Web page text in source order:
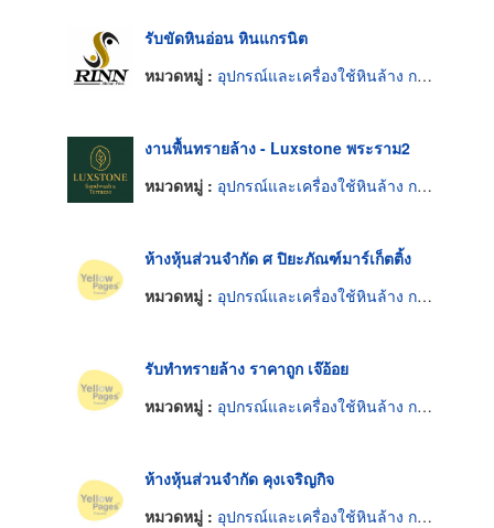
รับขัดหินอ่อน หินแกรนิต
หมวดหมู่ : อุปกรณ์และเครื่องใช้หินล้าง กรวดล้าง หินขัด
งานพื้นทรายล้าง - Luxstone พระราม2
หมวดหมู่ : อุปกรณ์และเครื่องใช้หินล้าง กรวดล้าง หินขัด
ห้างหุ้นส่วนจำกัด ศ ปิยะภัณฑ์มาร์เก็ตติ้ง
หมวดหมู่ : อุปกรณ์และเครื่องใช้หินล้าง กรวดล้าง หินขัด
รับทำทรายล้าง ราคาถูก เจ๊อ้อย
หมวดหมู่ : อุปกรณ์และเครื่องใช้หินล้าง กรวดล้าง หินขัด
ห้างหุ้นส่วนจำกัด คุงเจริญกิจ
หมวดหมู่ : อุปกรณ์และเครื่องใช้หินล้าง กรวดล้าง หินขัด